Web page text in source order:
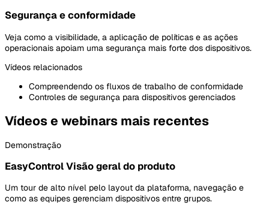
Segurança e conformidade
Veja como a visibilidade, a aplicação de políticas e as ações
operacionais apoiam uma segurança mais forte dos dispositivos.
Vídeos relacionados
Compreendendo os fluxos de trabalho de conformidade
Controles de segurança para dispositivos gerenciados
Vídeos e webinars mais recentes
Demonstração
EasyControl Visão geral do produto
Um tour de alto nível pelo layout da plataforma, navegação e
como as equipes gerenciam dispositivos entre grupos.